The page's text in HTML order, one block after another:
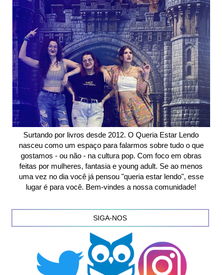
Surtando por livros desde 2012. O Queria Estar Lendo
nasceu como um espaço para falarmos sobre tudo o que
gostamos - ou não - na cultura pop. Com foco em obras
feitas por mulheres, fantasia e young adult. Se ao menos
uma vez no dia você já pensou "queria estar lendo", esse
lugar é para você. Bem-vindes a nossa comunidade!
SIGA-NOS